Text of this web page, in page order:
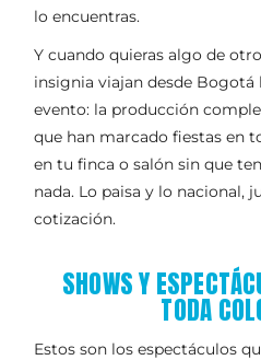
lo encuentras.
Y cuando quieras algo de
insignia viajan desde Bogotá
evento: la producción
que han marcado fiestas en
en tu finca o salón sin que
nada. Lo paisa y lo nacional,
cotización.
SHOWS Y
TODA
Estos son los espectáculos